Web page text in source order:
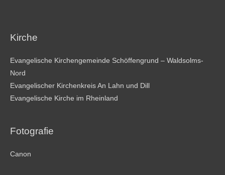
Kirche
Evangelische Kirchengemeinde Schöffengrund – Waldsolms-
Nord
Evangelischer Kirchenkreis An Lahn und Dill
Evangelische Kirche im Rheinland
Fotografie
Canon